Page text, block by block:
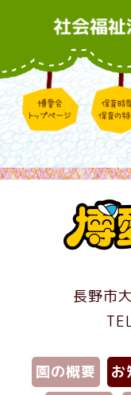
長野市
園の概要 お